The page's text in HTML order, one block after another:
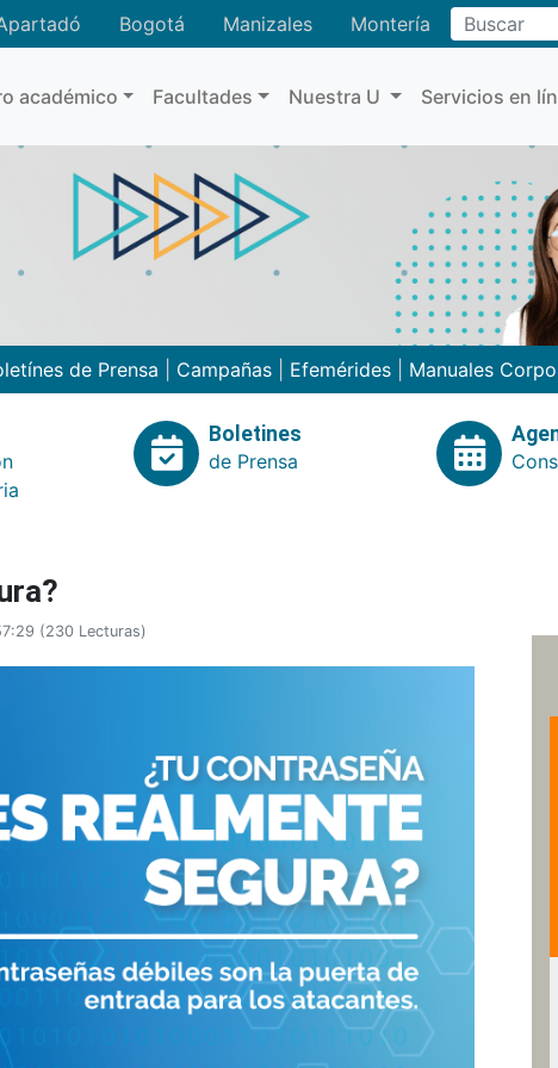
Bogotá Manizales MonteríaBuscar
académico Facultades Nuestra U Servicios en
de Prensa Campañas Efemérides Manuales
Boletines
de Prensa
(230 Lecturas)